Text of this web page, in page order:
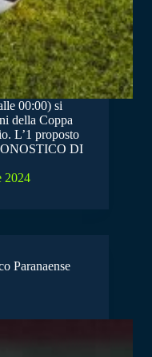
00:00) si
della Coppa
L’1 proposto
DI
2024
Paranaense